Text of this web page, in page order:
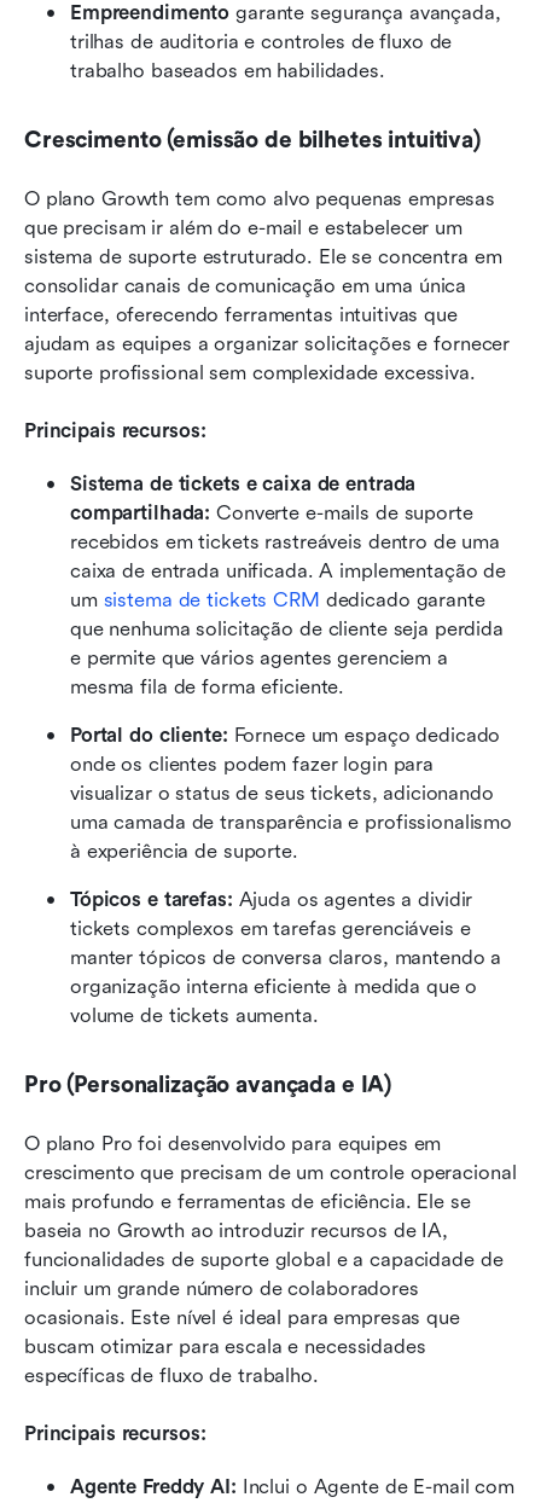
Empreendimento garante segurança avançada,
trilhas de auditoria e controles de fluxo de
trabalho baseados em habilidades.
Crescimento (emissão de bilhetes intuitiva)
O plano Growth tem como alvo pequenas empresas
que precisam ir além do e-mail e estabelecer um
sistema de suporte estruturado. Ele se concentra em
consolidar canais de comunicação em uma única
interface, oferecendo ferramentas intuitivas que
ajudam as equipes a organizar solicitações e fornecer
suporte profissional sem complexidade excessiva.
Principais recursos:
Sistema de tickets e caixa de entrada
compartilhada: Converte e-mails de suporte
recebidos em tickets rastreáveis dentro de uma
caixa de entrada unificada. A implementação de
um sistema de tickets CRM dedicado garante
que nenhuma solicitação de cliente seja perdida
e permite que vários agentes gerenciem a
mesma fila de forma eficiente.
Portal do cliente: Fornece um espaço dedicado
onde os clientes podem fazer login para
visualizar o status de seus tickets, adicionando
uma camada de transparência e profissionalismo
à experiência de suporte.
Tópicos e tarefas: Ajuda os agentes a dividir
tickets complexos em tarefas gerenciáveis e
manter tópicos de conversa claros, mantendo a
organização interna eficiente à medida que o
volume de tickets aumenta.
Pro (Personalização avançada e IA)
O plano Pro foi desenvolvido para equipes em
crescimento que precisam de um controle operacional
mais profundo e ferramentas de eficiência. Ele se
baseia no Growth ao introduzir recursos de IA,
funcionalidades de suporte global e a capacidade de
incluir um grande número de colaboradores
ocasionais. Este nível é ideal para empresas que
buscam otimizar para escala e necessidades
específicas de fluxo de trabalho.
Principais recursos:
Agente Freddy AI: Inclui o Agente de E-mail com